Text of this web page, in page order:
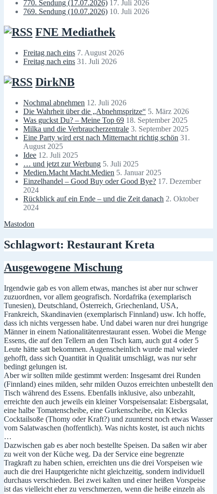
770. Sendung (17.07.2026) 17. Juli 2026
769. Sendung (10.07.2026) 10. Juli 2026
FNE Mediathek
Freitag nach eins 7. August 2026
Freitag nach eins 31. Juli 2026
DirkNB
Nochmal abnehmen 12. Juli 2026
Die Wahrheit über die „Abnehmspritze“ 5. März 2026
Was guckst Du? – Meine Top 69 18. September 2025
Milka und die Verbraucherzentrale 3. September 2025
Eine Party wird erst nach Mitternacht richtig schön 31.
August 2025
Idee 12. Juli 2025
… und jetzt zur Werbung 5. Juli 2025
Medien.Macht Macht.Medien 5. Januar 2025
Einzelhandel – Good Buy oder Good Bye? 17. Dezember
2024
Rückblick auf ein Ende – und die Zeit danach 2. Oktober
2024
Mastodon
Schlagwort: Restaurant Kreta
Ausgewogene Mischung
Irgendwie gab es von allem etwas, manches ist aber nur schwer
zuzuordnen, vor allem geografisch. Nordafrika (exemplarisch
Tunesien), Deutschland, Österreich, Griechenland, USA,
Frankreich, Skandinavien (exemplarisch Finnland) usw. Ich hoffe,
dass ich nichts vergessen habe. Und dabei waren nur drei hungrige
Männer in einem Nationalitätenrestaurant essen. Wobei die Menge
Essens, die auf den Tellern an den Tisch kam, auch gut 4 oder 5
Leute hätte satt bekommen. Augenscheinlich wurde mal wieder
gehofft, dass sich Quantität in Qualität umschlägt, was nur sehr
bedingt gelungen ist.
Aber wir sollten milde gestimmt werden: Insgesamt drei Runden
(Finnland) eines milden, sehr milden Ouzos erreichten unbestellt den
Tisch während des Essens. Ebenfalls inklusive, also unbezahlt,
erreichte den auch jeweils ein kleiner Vorspeisensalat: Eisbergsalat,
eine halbe Tomatenscheibe, eine Gurkenscheibe, ein Klecks
Cocktailsoße (Thomy oder Kraft?) und zuunterst noch etwas Wasser
vom Salatwaschen (hoffentlich). Was nichts kostet, ist auch nichts
…
Dazwischen gab es aber noch bestellte Speisen. Da saßen wir aber
zu weit von der Küche weg. Da der Service eine begrenzte
Tragkraft zu haben schien, erreichten uns die drei Vorspeisen wie
auch die drei Hauptgerichte nicht gleichzeitig, sondern individuell
durchaus verschieden. Bei zwei kalten und einer heißen Vorspeise
ist das vielleicht eher zu verschmerzen, wenn die heiße einzeln als